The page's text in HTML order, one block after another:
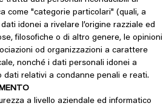
come "categorie particolari" (quali, a
idonei a rivelare l’origine razziale ed
filosofiche o di altro genere, le opinioni
od organizzazioni a carattere
nonché i dati personali idonei a
relativi a condanne penali e reati.
a livello aziendale ed informatico